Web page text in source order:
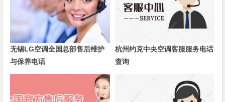
无锡LG空调全国总部售后维护
与保养电话
杭州约克中央空调客服服务电话
查询